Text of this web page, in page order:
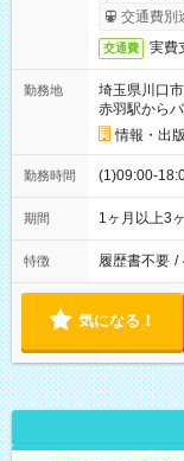
交通費別
交通費 実費
勤務地
埼玉県川口市
赤羽駅から
情報・出
勤務時間 (1)09:00-
期間 1ヶ月以上3
特徴 履歴書不要 /
気になる！